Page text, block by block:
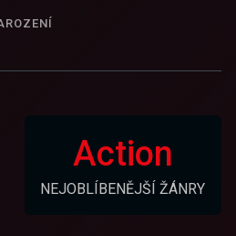
Action
NEJOBLÍBENĚJŠÍ ŽÁNRY